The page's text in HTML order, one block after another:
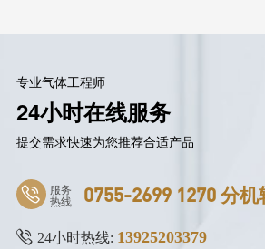
专业气体工程师
24小时在线服务
提交需求快速为您推荐合适产品
服务
热线 0755-2699 1270 分机
24小时热线: 13925203379